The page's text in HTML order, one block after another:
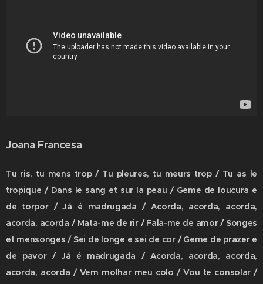
Joana Francesa
Tu ris, tu mens trop / Tu pleures, tu meurs trop / Tu as le
tropique / Dans le sang et sur la peau / Geme de loucura e
de torpor / Já é madrugada / Acorda, acorda, acorda,
acorda, acorda / Mata-me de rir / Fala-me de amor / Songes
et mensonges / Sei de longe e sei de cor / Geme de prazer e
de pavor / Já é madrugada / Acorda, acorda, acorda,
acorda, acorda / Vem molhar meu colo / Vou te consolar /